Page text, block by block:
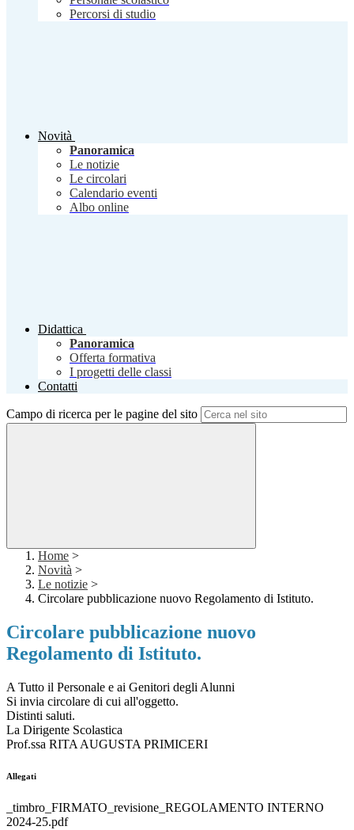
Percorsi di studio
Novità
Panoramica
Le notizie
Le circolari
Calendario eventi
Albo online
Didattica
Panoramica
Offerta formativa
I progetti delle classi
Contatti
Campo di ricerca per le pagine del sito
Home >
Novità >
Le notizie >
Circolare pubblicazione nuovo Regolamento di Istituto.
Circolare pubblicazione nuovo
Regolamento di Istituto.
A Tutto il Personale e ai Genitori degli Alunni
Si invia circolare di cui all'oggetto.
Distinti saluti.
La Dirigente Scolastica
Prof.ssa RITA AUGUSTA PRIMICERI
Allegati
_timbro_FIRMATO_revisione_REGOLAMENTO INTERNO
2024-25.pdf